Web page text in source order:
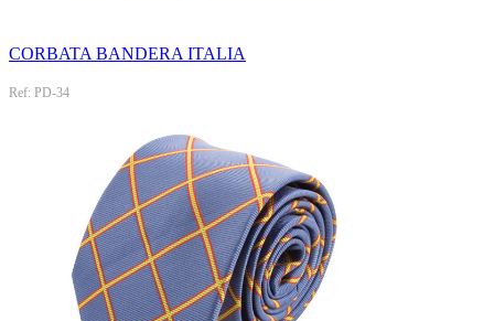
CORBATA BANDERA ITALIA
Ref: PD-34